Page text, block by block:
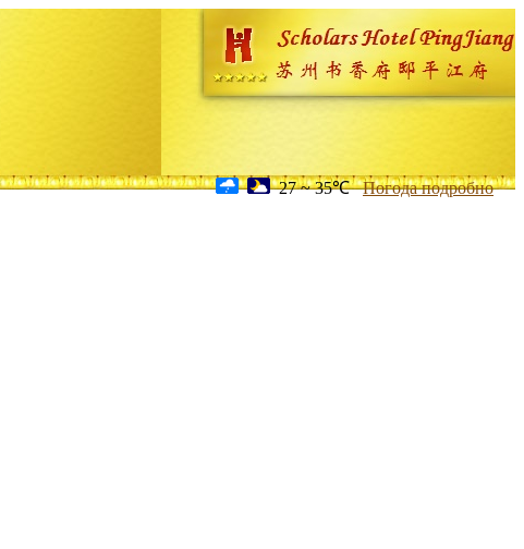
27 ~ 35℃ Погода подробно